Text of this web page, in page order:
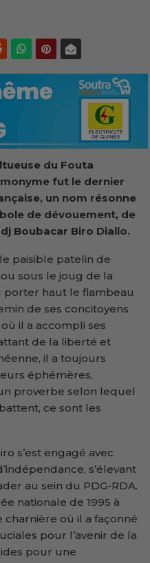
du Fouta
fut le dernier
un nom résonne
de dévouement, de
Boubacar Biro Diallo.
paisible patelin de
sous le joug de la
porter haut le flambeau
de ses concitoyens
il a accompli ses
de la liberté et
il a toujours
éphémères,
proverbe selon lequel
ce sont les
s’est engagé avec
s’élevant
au sein du PDG-RDA.
nationale de 1995 à
où il a façonné
pour l’avenir de la
pour une